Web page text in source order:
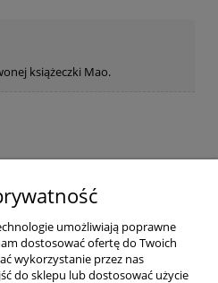
książeczki Mao.
Pomoc
konto
umożliwiają poprawne
dostosować ofertę do Twoich
wykorzystanie przez nas
do sklepu lub dostosować użycie